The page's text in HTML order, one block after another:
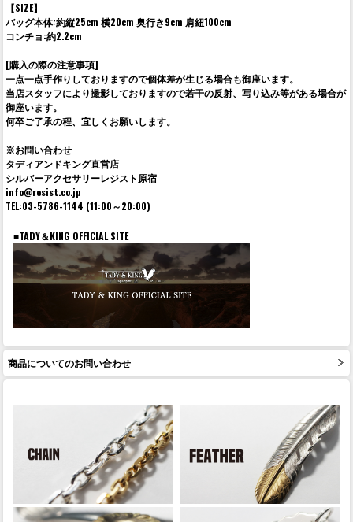
【SIZE】
バッグ本体:約縦25cm 横20cm 奥行き9cm 肩紐100cm
コンチョ:約2.2cm
[購入の際の注意事項]
一点一点手作りしておりますので個体差が生じる場合も御座います。
当店スタッフにより撮影しておりますので若干の反射、写り込み等がある場合が
御座います。
何卒ご了承の程、宜しくお願いします。
※お問い合わせ
タディアンドキング直営店
シルバーアクセサリーレジスト原宿
info@resist.co.jp
TEL:03-5786-1144 (11:00～20:00)
■TADY＆KING OFFICIAL SITE
商品についてのお問い合わせ